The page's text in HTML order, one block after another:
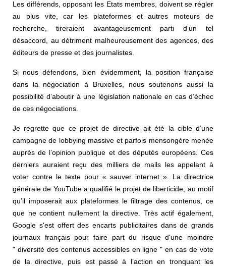
Les différends, opposant les Etats membres, doivent se régler
au plus vite, car les plateformes et autres moteurs de
recherche, tireraient avantageusement parti d’un tel
désaccord, au détriment malheureusement des agences, des
éditeurs de presse et des journalistes.
Si nous défendons, bien évidemment, la position française
dans la négociation à Bruxelles, nous soutenons aussi la
possibilité d’aboutir à une législation nationale en cas d’échec
de ces négociations.
Je regrette que ce projet de directive ait été la cible d’une
campagne de lobbying massive et parfois mensongère menée
auprès de l’opinion publique et des députés européens. Ces
derniers auraient reçu des milliers de mails les appelant à
voter contre le texte pour « sauver internet ». La directrice
générale de YouTube a qualifié le projet de liberticide, au motif
qu’il imposerait aux plateformes le filtrage des contenus, ce
que ne contient nullement la directive. Très actif également,
Google s'est offert des encarts publicitaires dans de grands
journaux français pour faire part du risque d'une moindre
" diversité des contenus accessibles en ligne " en cas de vote
de la directive, puis est passé à l’action en tronquant les